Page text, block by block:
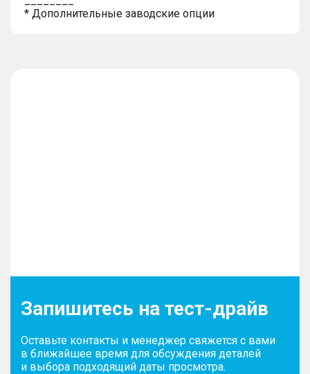
* Дополнительные заводские опции
Запишитесь на тест-драйв
Оставьте контакты и менеджер свяжется с вами
в ближайшее время для обсуждения деталей
и выбора подходящий даты просмотра.